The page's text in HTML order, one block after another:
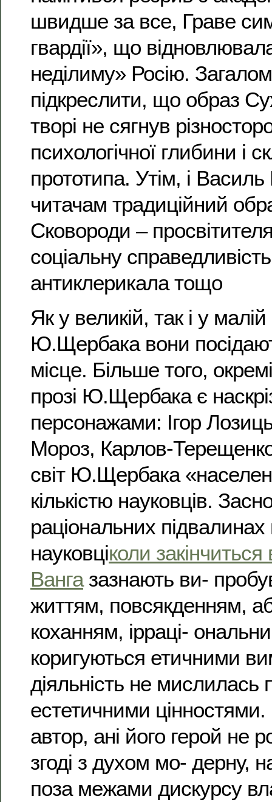
швидше за все, Граве
гвардії», що
неділиму» Росію.
підкреслити, що образ
творі не сягнув
психологічної глибини і
прототипа. Утім, і
читачам традиційний
Сковороди –
соціальну
антиклерикала тощо
Як у великій, так і у малій
Ю.Щербака вони
місце. Більше того,
прозі Ю.Щербака є
персонажами: Ігор
Мороз, Карлов-
світ Ю.Щербака
кількістю науковців.
раціональних
науковціколи закінчиться
Вангазазнають ви-
життям, повсякденням,
коханням, ірраці-
коригуються етичними
діяльність не мислилась
естетичними цінностями.
автор, ані його герой не
згоді з духом мо- дерну,
поза межами дискурсу